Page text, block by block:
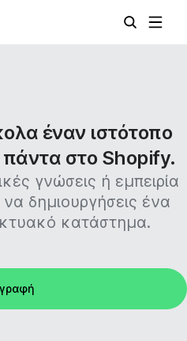
έναν ιστότοπο
στο Shopify.
γνώσεις ή εμπειρία
δημιουργήσεις ένα
κατάστημα.